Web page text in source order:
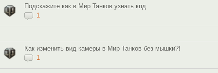
Подскажите как в Мир Танков узнать кпд
1
Как изменить вид камеры в Мир Танков без мышки?!
1